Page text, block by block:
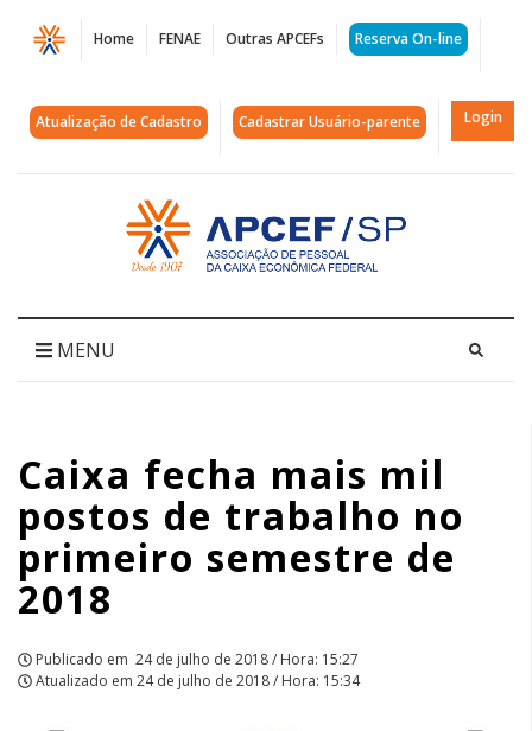
Página
Caixa
fecha
postos
trabalho
semestre
de
2018
|
APCEF/SP
Home FENAE Outras APCEFs Reserva On-line
Atualização de Cadastro Cadastrar Usuário-parente Login
Acessar
página
inicial
MENU
Caixa fecha mais mil
postos de trabalho no
primeiro semestre de
2018
Publicado em 24 de julho de 2018 / Hora: 15:27
Atualizado em 24 de julho de 2018 / Hora: 15:34